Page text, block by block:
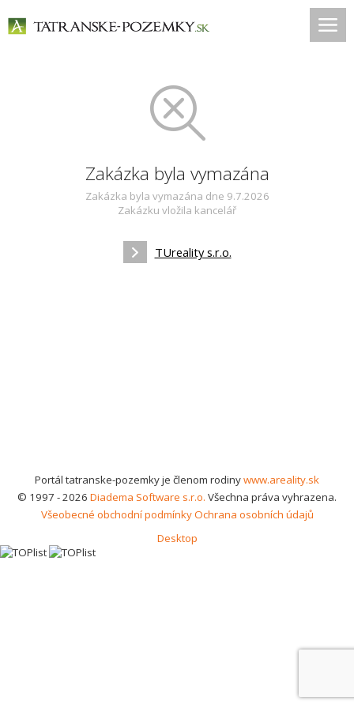
Zakázka byla vymazána
Zakázka byla vymazána dne 9.7.2026
Zakázku vložila kancelář
TUreality s.r.o.
Portál tatranske-pozemky je členom rodinywww.areality.sk
© 1997 - 2026 Diadema Software s.r.o. Všechna práva vyhrazena.
Všeobecné obchodní podmínkyOchrana osobních údajů
Desktop